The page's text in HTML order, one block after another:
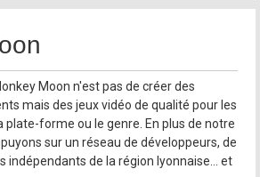
Moon n'est pas de créer des
mais des jeux vidéo de qualité pour les
plate-forme ou le genre. En plus de notre
sur un réseau de développeurs, de
indépendants de la région lyonnaise... et